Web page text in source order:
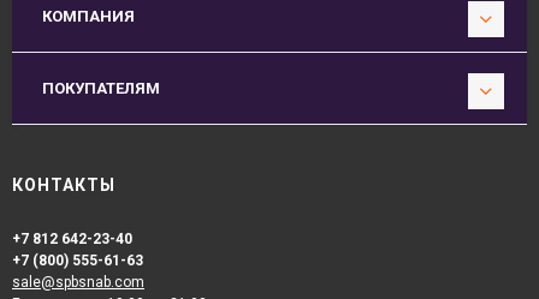
КОМПАНИЯ
ПОКУПАТЕЛЯМ
КОНТАКТЫ
+7 812 642-23-40
+7 (800) 555-61-63
sale@spbsnab.com